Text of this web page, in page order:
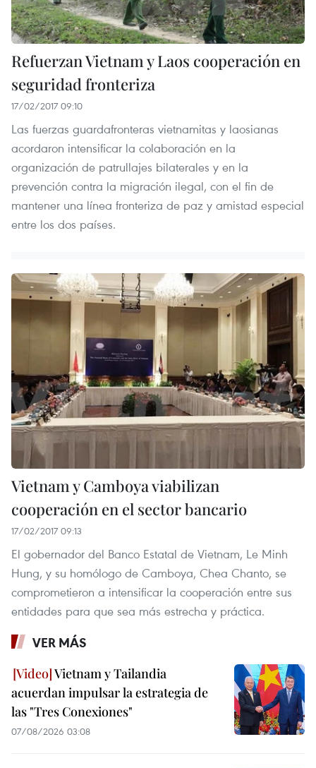
Refuerzan Vietnam y Laos cooperación en
seguridad fronteriza
17/02/2017 09:10
Las fuerzas guardafronteras vietnamitas y laosianas
acordaron intensificar la colaboración en la
organización de patrullajes bilaterales y en la
prevención contra la migración ilegal, con el fin de
mantener una línea fronteriza de paz y amistad especial
entre los dos países.
Vietnam y Camboya viabilizan
cooperación en el sector bancario
17/02/2017 09:13
El gobernador del Banco Estatal de Vietnam, Le Minh
Hung, y su homólogo de Camboya, Chea Chanto, se
comprometieron a intensificar la cooperación entre sus
entidades para que sea más estrecha y práctica.
VER MÁS
Vietnam y Tailandia
acuerdan impulsar la estrategia de
las "Tres Conexiones"
07/08/2026 03:08